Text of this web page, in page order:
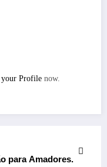
Profile now.
para Amadores.